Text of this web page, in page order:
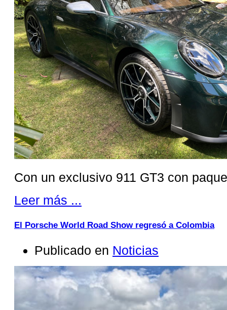
Con un exclusivo 911 GT3 con
Leer más ...
El Porsche World Road Show regresó a Colombia
Publicado en Noticias